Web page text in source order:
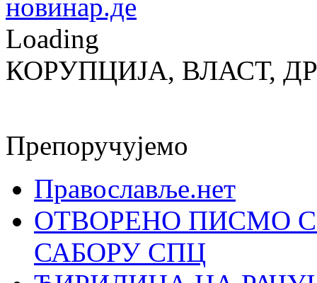
Loading
КОРУПЦИЈА, ВЛАСТ,
Препоручујемо
Православље.нет
ОТВОРЕНО ПИСМО
САБОРУ СПЦ